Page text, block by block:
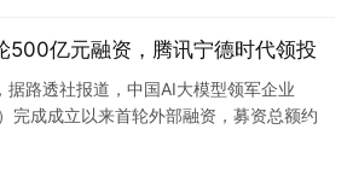
500亿元融资，腾讯宁德时代领投
路透社报道，中国AI大模型领军企业
完成成立以来首轮外部融资，募资总额约